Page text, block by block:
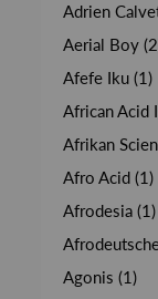
Adrien
Aerial Boy
Afefe Iku (1)
African Acid
Afrikan
Afro Acid (1)
Afrodesia (1)
Agonis (1)